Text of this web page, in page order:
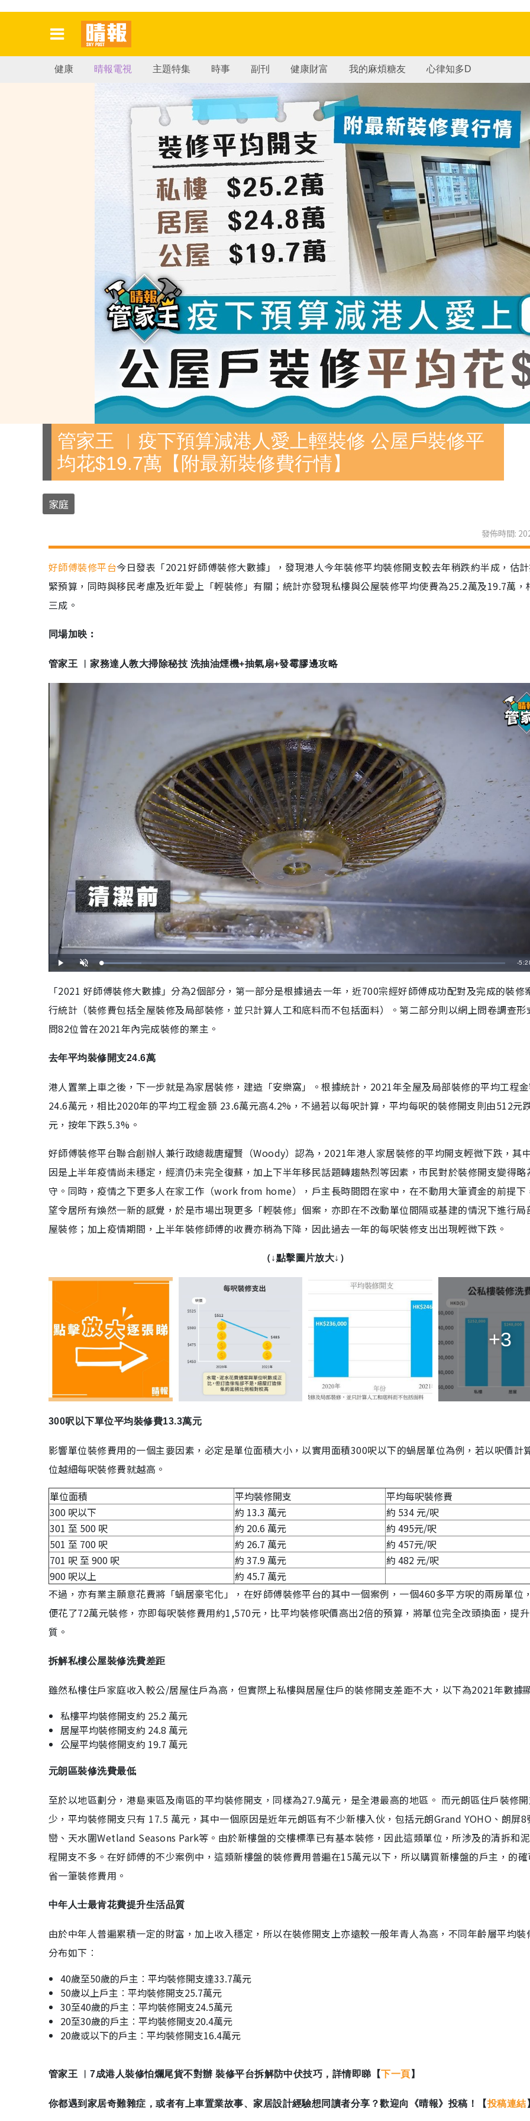
健康 晴報電視 主題特集 時事 副刊 健康財富 我的麻煩糖友 心律知多D
管家王 ︳疫下預算減港人愛上輕裝修 公屋戶裝修平
均花$19.7萬【附最新裝修費行情】
家庭
發佈時間:
好師傅裝修平台今日發表「2021好師傅裝修大數據」，發現港人今年裝修平均裝修開支較去年稍跌約半成，估
緊預算，同時與移民考慮及近年愛上「輕裝修」有關；統計亦發現私樓與公屋裝修平均使費為25.2萬及19.7萬，
三成。
同場加映︰
管家王 ︳家務達人教大掃除秘技 洗抽油煙機+抽氣扇+發霉膠邊攻略
播
放
開
啟
載
入
:
9
8
8
剩
時
間
-
「2021 好師傅裝修大數據」分為2個部分，第一部分是根據過去一年，近700宗經好師傅成功配對及完成的裝修
行統計（裝修費包括全屋裝修及局部裝修，並只計算人工和底料而不包括面料）。第二部分則以網上問卷調查形
問82位曾在2021年內完成裝修的業主。
去年平均裝修開支24.6萬
港人置業上車之後，下一步就是為家居裝修，建造「安樂窩」。根據統計，2021年全屋及局部裝修的平均工程
24.6萬元，相比2020年的平均工程金額 23.6萬元高4.2%，不過若以每呎計算，平均每呎的裝修開支則由512元
元，按年下跌5.3%。
好師傅裝修平台聯合創辦人兼行政總裁唐耀賢（Woody）認為，2021年港人家居裝修的平均開支輕微下跌，其
因是上半年疫情尚未穩定，經濟仍未完全復蘇，加上下半年移民話題轉趨熱烈等因素，市民對於裝修開支變得略
守。同時，疫情之下更多人在家工作（work from home），戶主長時間悶在家中，在不動用大筆資金的前提下
望令居所有煥然一新的感覺，於是市場出現更多「輕裝修」個案，亦即在不改動單位間隔或基建的情況下進行局
屋裝修；加上疫情期間，上半年裝修師傅的收費亦稍為下降，因此過去一年的每呎裝修支出出現輕微下跌。
（↓點擊圖片放大↓）
+3
300呎以下單位平均裝修費13.3萬元
影響單位裝修費用的一個主要因素，必定是單位面積大小，以實用面積300呎以下的蝸居單位為例，若以呎價計
位越細每呎裝修費就越高。
單位面積
平均裝修開支
平均每呎裝修費
300 呎以下
約 13.3 萬元
約 534 元/呎
301 至 500 呎
約 20.6 萬元
約 495元/呎
501 至 700 呎
約 26.7 萬元
約 457元/呎
701 呎 至 900 呎
約 37.9 萬元
約 482 元/呎
900 呎以上
約 45.7 萬元
不過，亦有業主願意花費將「蝸居豪宅化」，在好師傅裝修平台的其中一個案例，一個460多平方呎的兩房單位
便花了72萬元裝修，亦即每呎裝修費用約1,570元，比平均裝修呎價高出2倍的預算，將單位完全改頭換面，提
質。
拆解私樓公屋裝修洗費差距
雖然私樓住戶家庭收入較公/居屋住戶為高，但實際上私樓與居屋住戶的裝修開支差距不大，以下為2021年數據
私樓平均裝修開支約 25.2 萬元
居屋平均裝修開支約 24.8 萬元
公屋平均裝修開支約 19.7 萬元
元朗區裝修洗費最低
至於以地區劃分，港島東區及南區的平均裝修開支，同樣為27.9萬元，是全港最高的地區。 而元朗區住戶裝修
少，平均裝修開支只有 17.5 萬元，其中一個原因是近年元朗區有不少新樓入伙，包括元朗Grand YOHO、朗屏8
巒、天水圍Wetland Seasons Park等。由於新樓盤的交樓標準已有基本裝修，因此這類單位，所涉及的清拆和
程開支不多。在好師傅的不少案例中，這類新樓盤的裝修費用普遍在15萬元以下，所以購買新樓盤的戶主，的
省一筆裝修費用。
中年人士最肯花費提升生活品質
由於中年人普遍累積一定的財富，加上收入穩定，所以在裝修開支上亦遠較一般年青人為高，不同年齡層平均裝
分布如下︰
40歲至50歲的戶主︰平均裝修開支達33.7萬元
50歲以上戶主︰平均裝修開支25.7萬元
30至40歲的戶主︰平均裝修開支24.5萬元
20至30歲的戶主︰平均裝修開支20.4萬元
20歲或以下的戶主︰平均裝修開支16.4萬元
管家王 ︳7成港人裝修怕爛尾貨不對辦 裝修平台拆解防中伏技巧，詳情即睇【下一頁 】
你都遇到家居奇難雜症，或者有上車置業故事、家居設計經驗想同讀者分享？歡迎向《晴報》投稿！【投稿連結